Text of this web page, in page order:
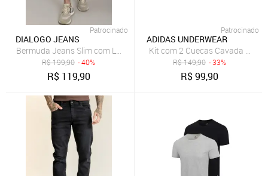
Patrocinado
DIALOGO JEANS
Bermuda Jeans Slim com Lavagem Clara Dialogo Jeans
R$199,90 - 40%
R$ 119,90
Patrocinado
ADIDAS UNDERWEAR
Kit com 2 Cuecas Cavada
R$149,90 - 33%
R$99,90